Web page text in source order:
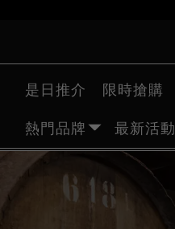
是日推介 限時搶購
熱門品牌 最新活動